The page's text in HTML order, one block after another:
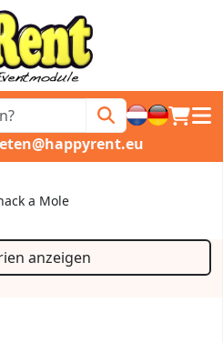
a Mole
anzeigen